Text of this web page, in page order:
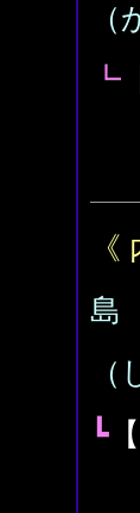
┗
《
島
┗ 【